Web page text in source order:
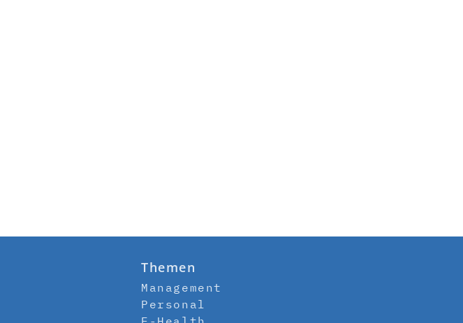
Themen
Management
Personal